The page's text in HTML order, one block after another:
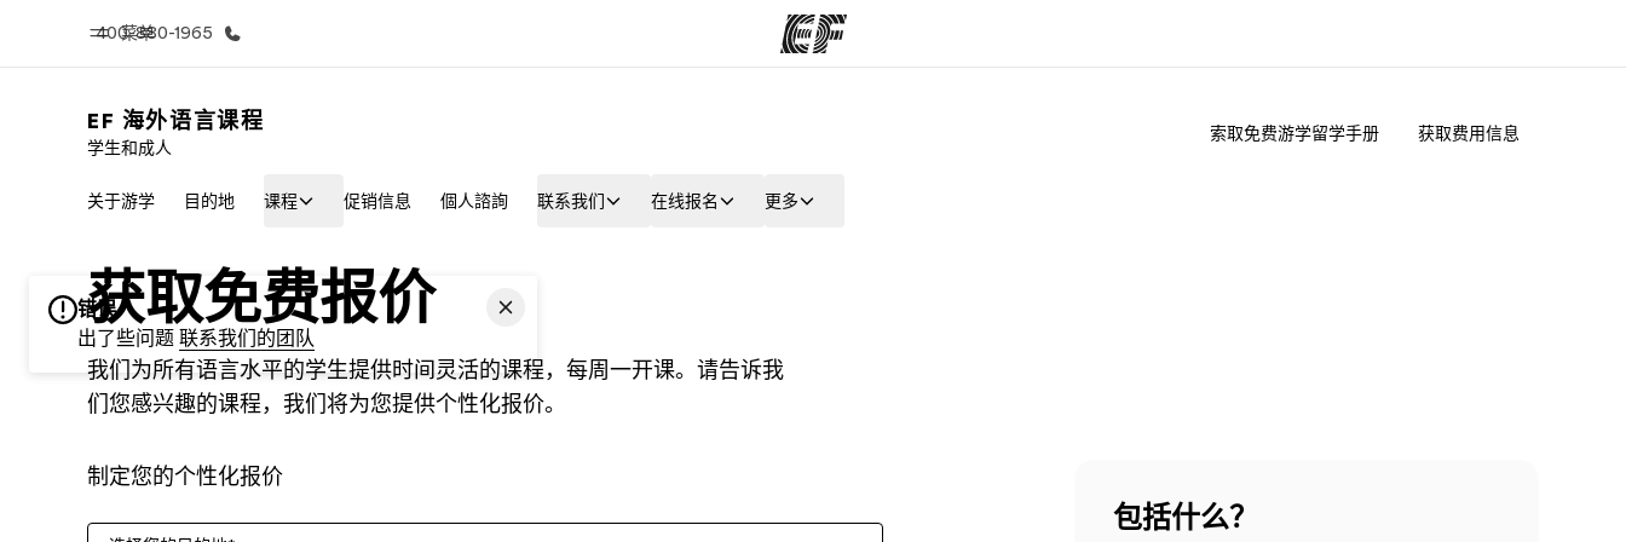
菜单
400-880-1965
欢迎来到英孚教育 查看所有英孚提供的课程 查找您附近的办公室
EF 海外语言课程
学生和成人
索取免费游学留学手册 获取费用信息
关于游学 目的地 课程 促销信息 個人諮詢 联系我们 在线报名 更多
获取免费报价
我们为所有语言水平的学生提供时间灵活的课程，每周一开课。请告诉我
们您感兴趣的课程，我们将为您提供个性化报价。
制定您的个性化报价
包括什么？
错误
出了些问题 联系我们的团队